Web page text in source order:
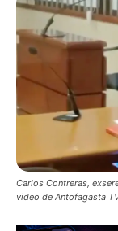
Carlos Contreras,
video de Antofagasta